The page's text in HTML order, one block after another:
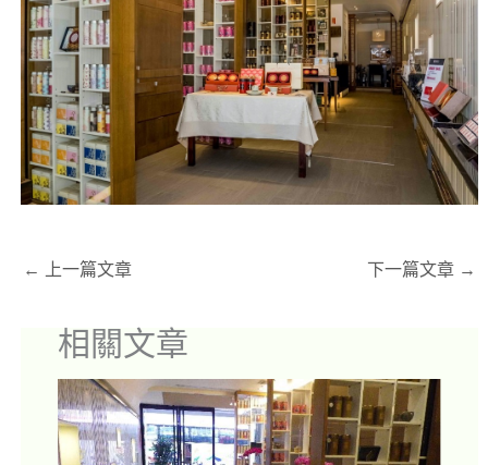
← 上一篇文章 下一篇文章 →
相關文章